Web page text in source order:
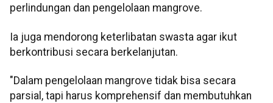
perlindungan dan pengelolaan mangrove.
Ia juga mendorong keterlibatan swasta agar ikut
berkontribusi secara berkelanjutan.
"Dalam pengelolaan mangrove tidak bisa secara
parsial, tapi harus komprehensif dan membutuhkan